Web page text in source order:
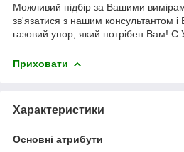
Можливий підбір за Вашими
зв'язатися з нашим консультантом
газовий упор, який потрібен Вам! С
Приховати
Характеристики
Основні атрибути